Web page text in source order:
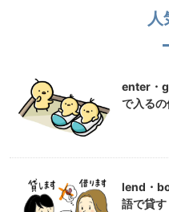
人
enter・
で入る
lend・
語で貸